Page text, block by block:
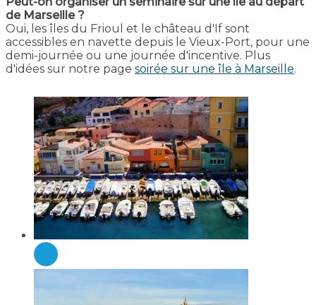
de Marseille ?
Oui, les îles du Frioul et le château d'If sont
accessibles en navette depuis le Vieux-Port, pour une
demi-journée ou une journée d'incentive. Plus
d'idées sur notre page soirée sur une île à Marseille.